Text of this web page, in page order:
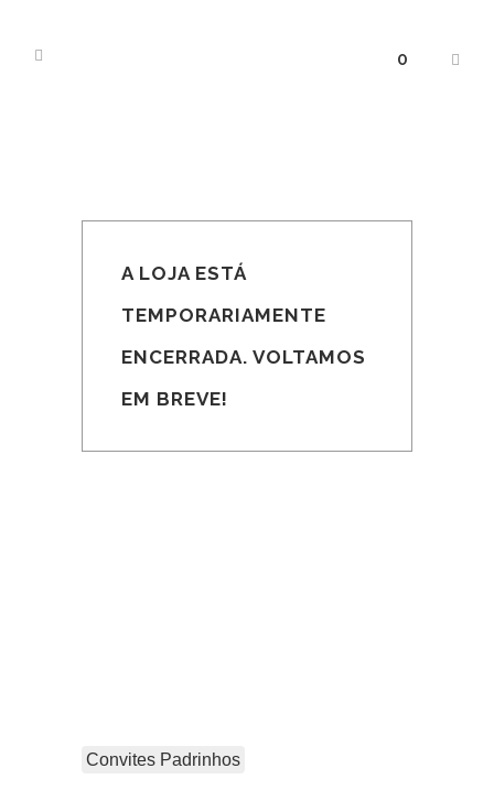
0
A LOJA ESTÁ
TEMPORARIAMENTE
ENCERRADA. VOLTAMOS
EM BREVE!
Convites Padrinhos